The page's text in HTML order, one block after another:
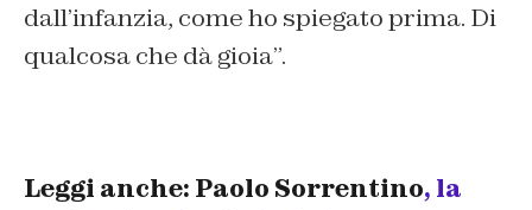
dall’infanzia, come ho spiegato prima. Di
qualcosa che dà gioia”.
Leggi anche: Paolo Sorrentino, la